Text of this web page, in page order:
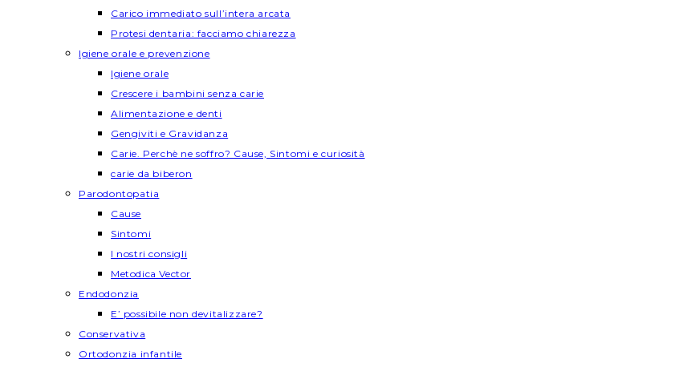
Carico immediato sull’intera arcata
Protesi dentaria: facciamo chiarezza
Igiene orale e prevenzione
Igiene orale
Crescere i bambini senza carie
Alimentazione e denti
Gengiviti e Gravidanza
Carie. Perchè ne soffro? Cause, Sintomi e curiosità
carie da biberon
Parodontopatia
Cause
Sintomi
I nostri consigli
Metodica Vector
Endodonzia
E’ possibile non devitalizzare?
Conservativa
Ortodonzia infantile